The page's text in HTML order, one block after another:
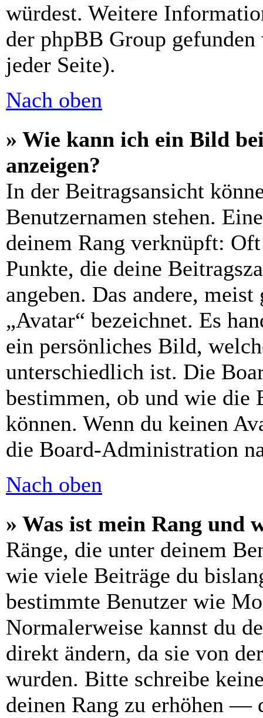
würdest. Weitere
der phpBB Group
jeder Seite).
Nach oben
» Wie kann ich ein Bild
anzeigen?
In der Beitragsansicht
Benutzernamen stehen.
deinem Rang verknüpft:
Punkte, die deine
angeben. Das andere,
„Avatar“ bezeichnet. Es
ein persönliches Bild,
unterschiedlich ist. Die
bestimmen, ob und wie die
können. Wenn du keinen
die Board-Administration
Nach oben
» Was ist mein Rang und
Ränge, die unter deinem
wie viele Beiträge du
bestimmte Benutzer wie
Normalerweise kannst du
direkt ändern, da sie von
wurden. Bitte schreibe
deinen Rang zu erhöhen —